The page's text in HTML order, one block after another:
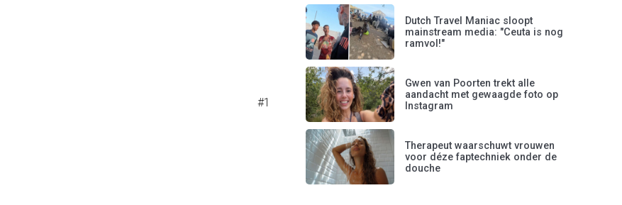
#1
Dutch Travel Maniac sloopt
mainstream media: "Ceuta is nog
ramvol!"
Gwen van Poorten trekt alle
aandacht met gewaagde foto op
Instagram
Therapeut waarschuwt vrouwen
voor déze faptechniek onder de
douche